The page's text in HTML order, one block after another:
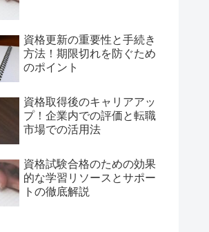
資格更新の重要性と手続き
方法！期限切れを防ぐため
のポイント
資格取得後のキャリアアッ
プ！企業内での評価と転職
市場での活用法
資格試験合格のための効果
的な学習リソースとサポー
トの徹底解説